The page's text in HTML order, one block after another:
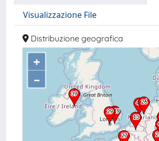
Visualizzazione File
Distribuzione geografica
+
–